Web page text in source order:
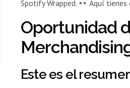
Spotify Wrapped.
Aquí tienes
Oportunidad
Este es el